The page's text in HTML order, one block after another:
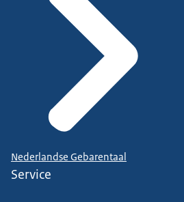
Nederlandse Gebarentaal
Service